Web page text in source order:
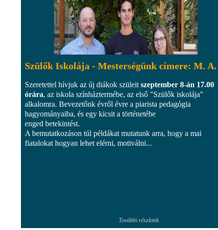
Szülők Iskolája - Mesterségünk címere: M. A.
Szeretettel hívjuk az új diákok szüleit szeptember 8-án 17.00
órára, az iskola színháztermébe, az első "Szülők iskolája"
alkalomra. Bevezetőnk évről évre a piarista pedagógia
hagyományaiba, és egy kicsit a történetébe
enged betekintést.
A bemutatkozáson túl példákat mutatunk arra, hogy a mai
fiatalokat hogyan lehet elérni, motiválni...
További részletek